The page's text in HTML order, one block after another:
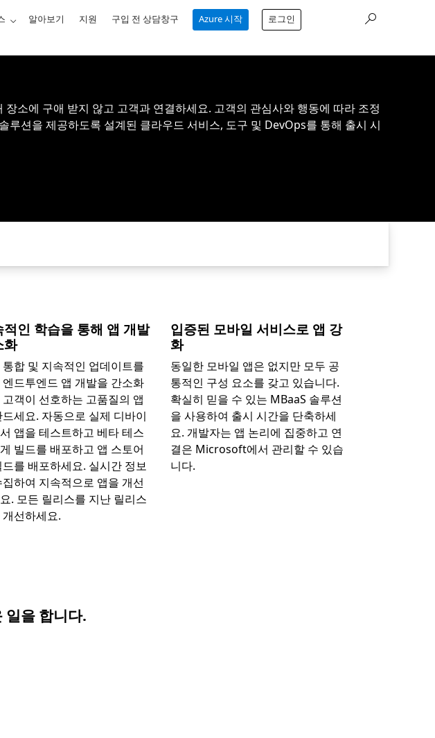
알아보기 지원 구입 전 상담창구 Azure 시작 로그인
소에 구애 받지 않고 고객과 연결하세요. 고객의 관심사와 행동에 따라 조정
루션을 제공하도록 설계된 클라우드 서비스, 도구 및 DevOps를 통해 출시 시
적인 학습을 통해 앱 개발
화
통합 및 지속적인 업데이트를
엔드투엔드 앱 개발을 간소화
객이 선호하는 고품질의 앱
드세요. 자동으로 실제 디바이
앱을 테스트하고 베타 테스
빌드를 배포하고 앱 스토어
드를 배포하세요. 실시간 정보
집하여 지속적으로 앱을 개선
. 모든 릴리스를 지난 릴리스
개선하세요.
입증된 모바일 서비스로 앱 강
화
동일한 모바일 앱은 없지만 모두 공
통적인 구성 요소를 갖고 있습니다.
확실히 믿을 수 있는 MBaaS 솔루션
을 사용하여 출시 시간을 단축하세
요. 개발자는 앱 논리에 집중하고 연
결은 Microsoft에서 관리할 수 있습
니다.
을 합니다.